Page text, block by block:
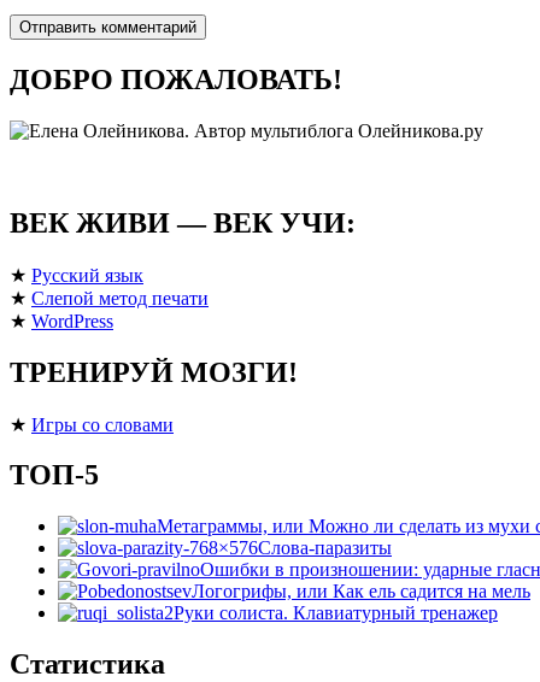
ДОБРО ПОЖАЛОВАТЬ!
ВЕК ЖИВИ — ВЕК УЧИ:
★ Русский язык
★ Слепой метод печати
★ WordPress
ТРЕНИРУЙ МОЗГИ!
★ Игры со словами
ТОП-5
Метаграммы, или Можно ли сделать из мухи
Слова-паразиты
Ошибки в произношении: ударные
Логогрифы, или Как ель садится на мель
Руки солиста. Клавиатурный тренажер
Статистика